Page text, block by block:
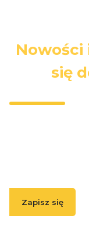
Nowości
się
Zapisz się